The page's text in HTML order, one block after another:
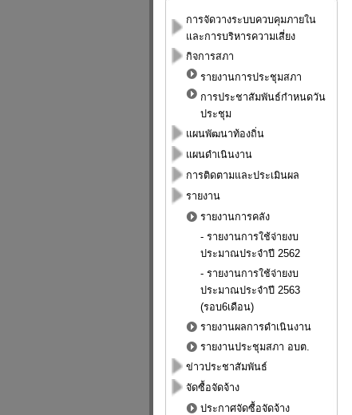
การจัดวางระบบควบคุมภายใน
และการบริหารความเสี่ยง
กิจการสภา
รายงานการประชุมสภา
การประชาสัมพันธ์กำหนดวัน
ประชุม
แผนพัฒนาท้องถิ่น
แผนดำเนินงาน
การติดตามและประเมินผล
รายงาน
รายงานการคลัง
- รายงานการใช้จ่ายงบ
ประมาณประจำปี 2562
- รายงานการใช้จ่ายงบ
ประมาณประจำปี 2563
(รอบ6เดือน)
รายงานผลการดำเนินงาน
รายงานประชุมสภา อบต.
ข่าวประชาสัมพันธ์
จัดซื้อจัดจ้าง
ประกาศจัดซื้อจัดจ้าง